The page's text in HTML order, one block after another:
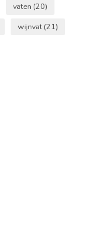
vaten (20)
wijnvat (21)